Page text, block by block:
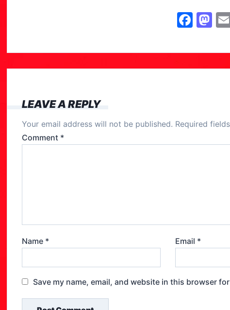
F
c
e
k
M
st
o
LEAVE A REPLY
Your email address will not be published. Required
Comment *
Name * Email *
Save my name, email, and website in this browser